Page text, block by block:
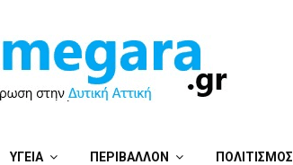
ΥΓΕΙΑ ΠΕΡΙΒΑΛΛΟΝ ΠΟΛΙΤΙΣΜΟΣ